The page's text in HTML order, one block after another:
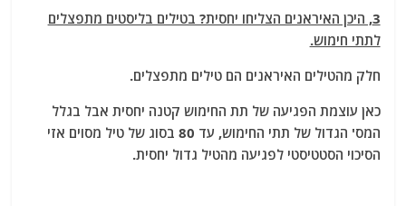
3, היכן האיראנים הצליחו יחסית? בטילים בליסטים מתפצלים
לתתי חימוש.
חלק מהטילים האיראנים הם טילים מתפצלים.
כאן עוצמת הפגיעה של תת החימוש קטנה יחסית אבל בגלל
המס' הגדול של תתי החימוש, עד 80 בסוג של טיל מסוים אזי
הסיכוי הסטטיסטי לפגיעה מהטיל גדול יחסית.